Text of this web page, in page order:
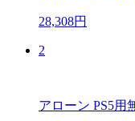
28,308円
2
アローン PS5用